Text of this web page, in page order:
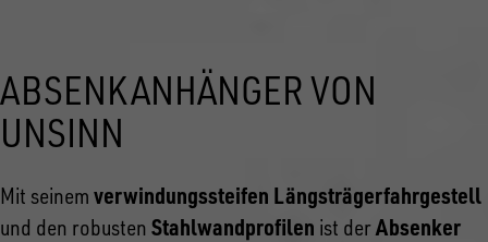
ABSENKANHÄNGER VON
UNSINN
Mit seinem verwindungssteifen Längsträgerfahrgestell
und den robusten Stahlwandprofilen ist derAbsenker